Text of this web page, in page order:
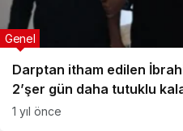
Darptan itham edilen
2’şer gün daha tutuklu
Genel
1 yıl önce